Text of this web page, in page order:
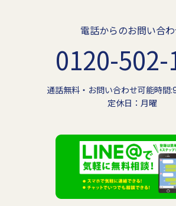
電話からのお問い合
0120-502-
通話無料・お問い合わせ可能時間
定休日：月曜